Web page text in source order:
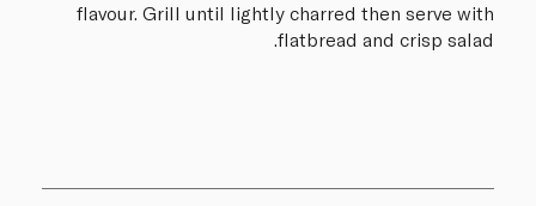
flavour. Grill until lightly charred then serve with
flatbread and crisp salad.